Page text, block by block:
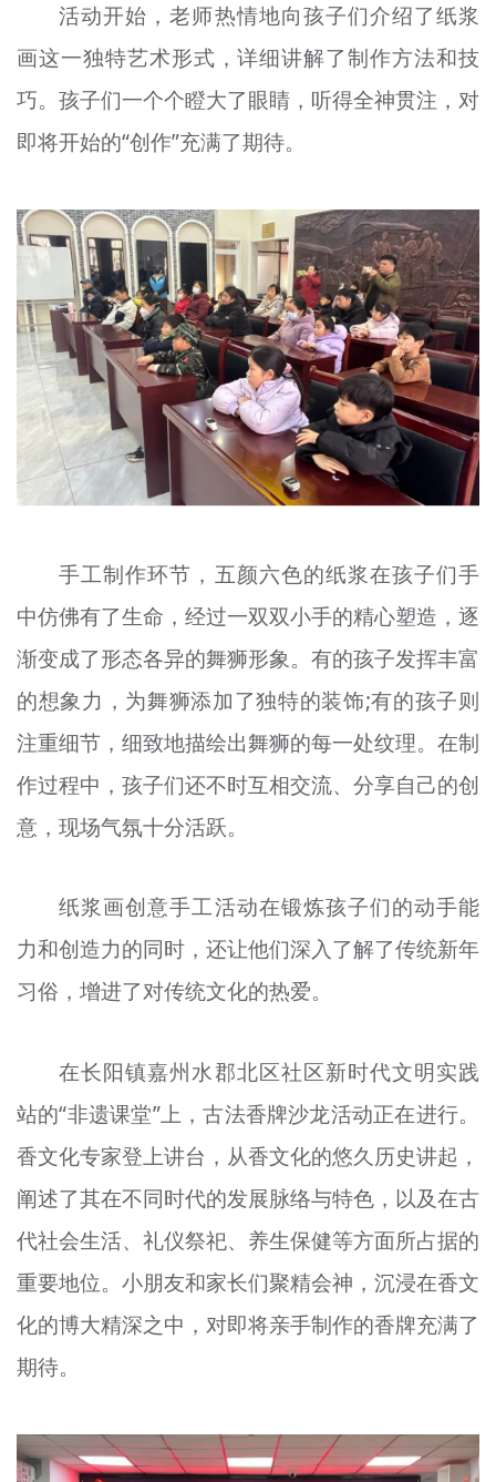
活动开始，老师热情地向孩子们介绍了纸浆
画这一独特艺术形式，详细讲解了制作方法和技
巧。孩子们一个个瞪大了眼睛，听得全神贯注，对
即将开始的“创作”充满了期待。
手工制作环节，五颜六色的纸浆在孩子们手
中仿佛有了生命，经过一双双小手的精心塑造，逐
渐变成了形态各异的舞狮形象。有的孩子发挥丰富
的想象力，为舞狮添加了独特的装饰;有的孩子则
注重细节，细致地描绘出舞狮的每一处纹理。在制
作过程中，孩子们还不时互相交流、分享自己的创
意，现场气氛十分活跃。
纸浆画创意手工活动在锻炼孩子们的动手能
力和创造力的同时，还让他们深入了解了传统新年
习俗，增进了对传统文化的热爱。
在长阳镇嘉州水郡北区社区新时代文明实践
站的“非遗课堂”上，古法香牌沙龙活动正在进行。
香文化专家登上讲台，从香文化的悠久历史讲起，
阐述了其在不同时代的发展脉络与特色，以及在古
代社会生活、礼仪祭祀、养生保健等方面所占据的
重要地位。小朋友和家长们聚精会神，沉浸在香文
化的博大精深之中，对即将亲手制作的香牌充满了
期待。